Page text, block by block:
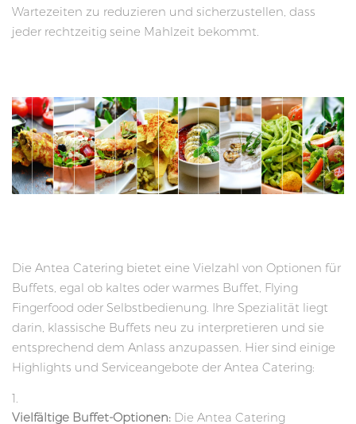
Wartezeiten zu reduzieren und sicherzustellen, dass
jeder rechtzeitig seine Mahlzeit bekommt.
Die Antea Catering bietet eine Vielzahl von Optionen für
Buffets, egal ob kaltes oder warmes Buffet, Flying
Fingerfood oder Selbstbedienung. Ihre Spezialität liegt
darin, klassische Buffets neu zu interpretieren und sie
entsprechend dem Anlass anzupassen. Hier sind einige
Highlights und Serviceangebote der Antea Catering:
Vielfältige Buffet-Optionen: Die Antea Catering